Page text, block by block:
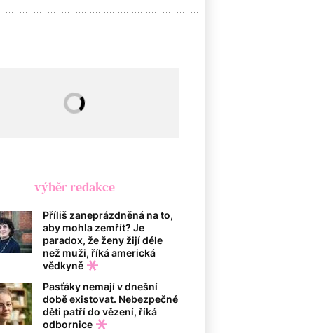
výběr redakce
Příliš zaneprázdněná na to,
aby mohla zemřít? Je
paradox, že ženy žijí déle
než muži, říká americká
vědkyně
Pasťáky nemají v dnešní
době existovat. Nebezpečné
děti patří do vězení, říká
odbornice